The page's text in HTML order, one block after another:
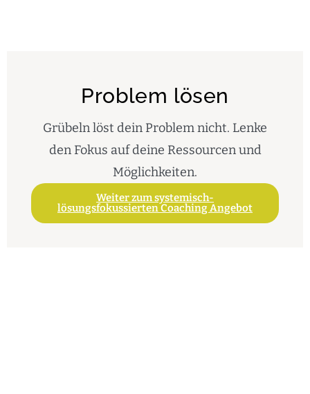
Problem lösen
Grübeln löst dein Problem nicht. Lenke
den Fokus auf deine Ressourcen und
Möglichkeiten.
Weiter zum systemisch-
lösungsfokussierten Coaching Angebot